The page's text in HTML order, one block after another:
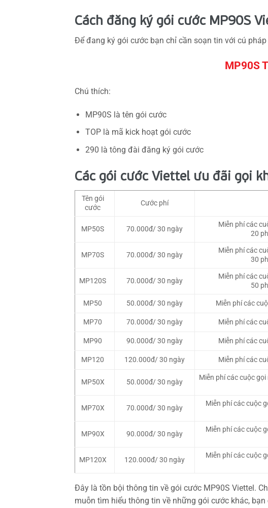
Cách đăng ký gói cước MP90S
Để đang ký gói cước bạn chỉ cần soạn tin với cú pháp
MP90S
Chú thích:
MP90S là tên gói cước
TOP là mã kick hoạt gói cước
290 là tông đài đăng ký gói cước
Các gói cước Viettel ưu đãi gọi
Tên gói
cước
Cước phí
MP50S 70.000đ/ 30 ngày
Miễn phí các
20
MP70S 70.000đ/ 30 ngày
Miễn phí các
30
MP120S 70.000đ/ 30 ngày
Miễn phí các
50
MP50 50.000đ/ 30 ngày Miễn phí các
MP70 70.000đ/ 30 ngày Miễn phí các
MP90 90.000đ/ 30 ngày Miễn phí các
MP120 120.000đ/ 30 ngày Miễn phí các
MP50X 50.000đ/ 30 ngày
Miễn phí các cuộc
MP70X 70.000đ/ 30 ngày
Miễn phí các cuộc
MP90X 90.000đ/ 30 ngày
Miễn phí các cuộc
MP120X 120.000đ/ 30 ngày
Miễn phí các cuộc
Đây là tồn bội thông tin về gói cước MP90S Viettel.
muỗn tìm hiểu thông tin về những gói cước khác,